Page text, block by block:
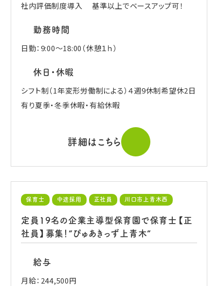
社内評価制度導入 基準以上でベースアップ可！
勤務時間
日勤：9:00～18:00（休憩１ｈ）
休日・休暇
シフト制（1年変形労働制による）４週9休制希望休2日
有り夏季・冬季休暇・有給休暇
詳細はこちら
保育士 中途採用 正社員 川口市上青木西
定員19名の企業主導型保育園で保育士【正
社員】募集！”ぴゅあきっず上青木”
給与
月給：244,500円